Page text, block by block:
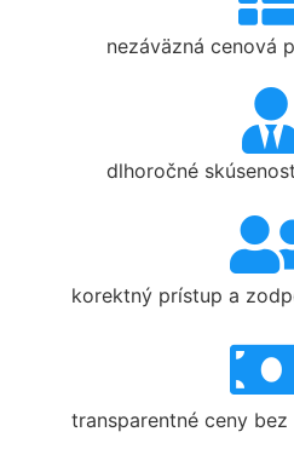
nezáväzná cenová
dlhoročné
korektný prístup a
transparentné ceny